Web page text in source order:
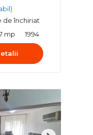
de închiriat
mp 1994